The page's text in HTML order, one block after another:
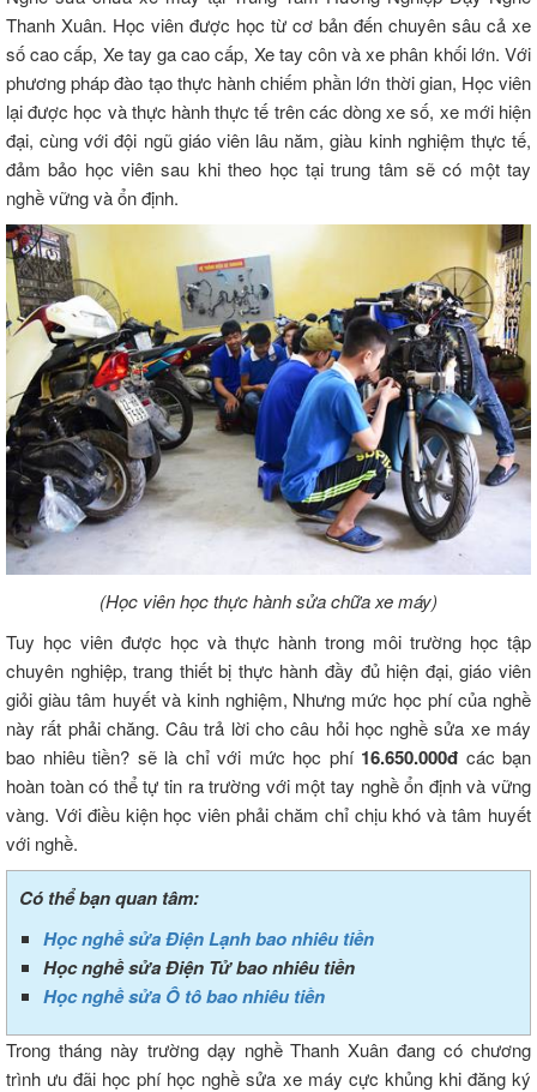
Thanh Xuân. Học viên được học từ cơ bản đến chuyên sâu cả xe
số cao cấp, Xe tay ga cao cấp, Xe tay côn và xe phân khối lớn. Với
phương pháp đào tạo thực hành chiếm phần lớn thời gian, Học viên
lại được học và thực hành thực tế trên các dòng xe số, xe mới hiện
đại, cùng với đội ngũ giáo viên lâu năm, giàu kinh nghiệm thực tế,
đảm bảo học viên sau khi theo học tại trung tâm sẽ có một tay
nghề vững và ổn định.
(Học viên học thực hành sửa chữa xe máy)
Tuy học viên được học và thực hành trong môi trường học tập
chuyên nghiệp, trang thiết bị thực hành đầy đủ hiện đại, giáo viên
giỏi giàu tâm huyết và kinh nghiệm, Nhưng mức học phí của nghề
này rất phải chăng. Câu trả lời cho câu hỏi học nghề sửa xe máy
bao nhiêu tiền? sẽ là chỉ với mức học phí 16.650.000đ các bạn
hoàn toàn có thể tự tin ra trường với một tay nghề ổn định và vững
vàng. Với điều kiện học viên phải chăm chỉ chịu khó và tâm huyết
với nghề.
Có thể bạn quan tâm:
Học nghề sửa Điện Lạnh bao nhiêu tiền
Học nghề sửa Điện Tử bao nhiêu tiền
Học nghề sửa Ô tô bao nhiêu tiền
Trong tháng này trường dạy nghề Thanh Xuân đang có chương
trình ưu đãi học phí học nghề sửa xe máy cực khủng khi đăng ký